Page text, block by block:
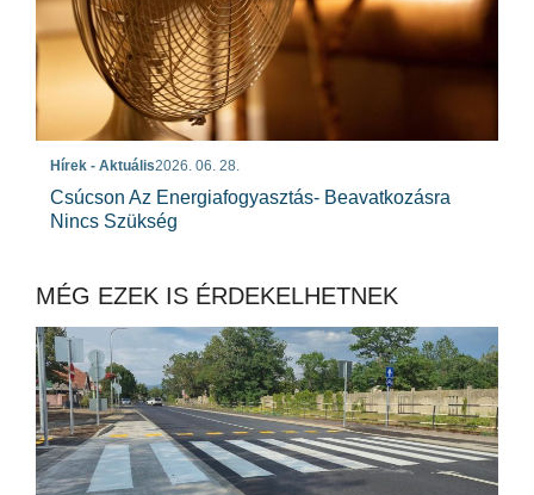
Hírek - Aktuális2026. 06. 28.
Csúcson Az Energiafogyasztás- Beavatkozásra
Nincs Szükség
MÉG EZEK IS ÉRDEKELHETNEK